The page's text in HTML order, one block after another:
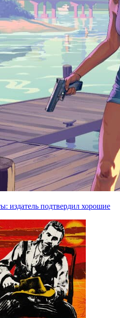
издатель подтвердил хорошие